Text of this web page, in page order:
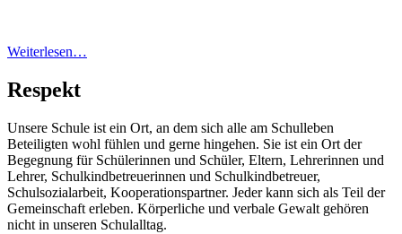
Weiterlesen…
Respekt
Unsere Schule ist ein Ort, an dem sich alle am Schulleben
Beteiligten wohl fühlen und gerne hingehen. Sie ist ein Ort der
Begegnung für Schülerinnen und Schüler, Eltern, Lehrerinnen und
Lehrer, Schulkindbetreuerinnen und Schulkindbetreuer,
Schulsozialarbeit, Kooperationspartner. Jeder kann sich als Teil der
Gemeinschaft erleben. Körperliche und verbale Gewalt gehören
nicht in unseren Schulalltag.